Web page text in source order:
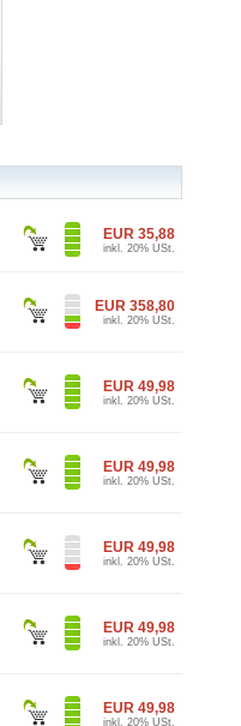
EUR 35,88
inkl. 20% USt.
EUR 358,80
inkl. 20% USt.
EUR 49,98
inkl. 20% USt.
EUR 49,98
inkl. 20% USt.
EUR 49,98
inkl. 20% USt.
EUR 49,98
inkl. 20% USt.
EUR 49,98
inkl. 20% USt.